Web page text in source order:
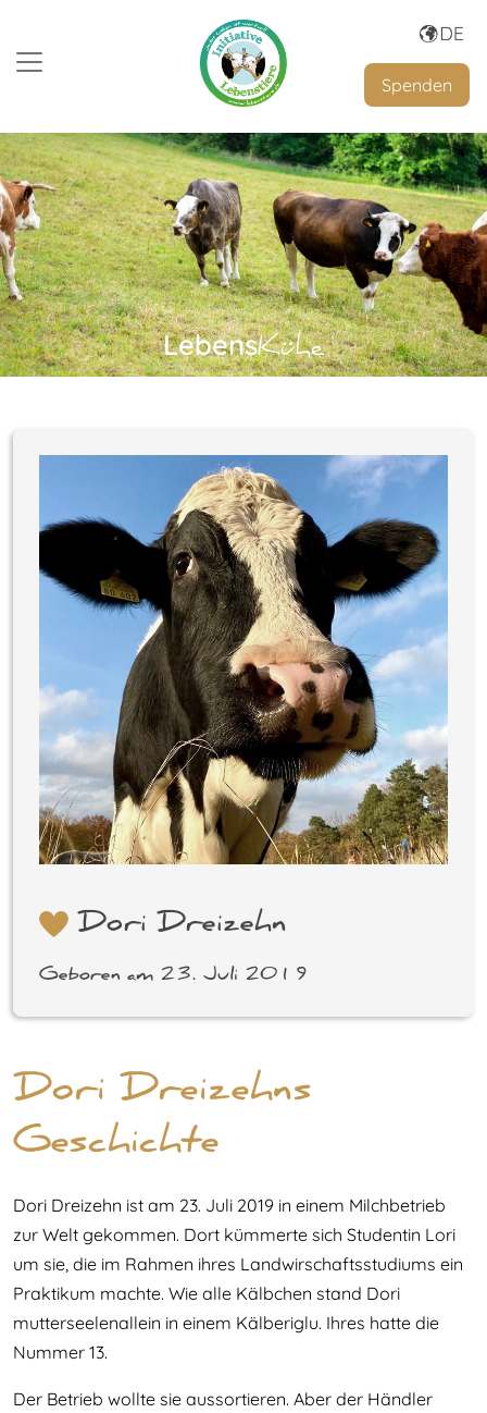
Spenden
LebensKühe
Dori Dreizehn
Geboren am 23. Juli 2019
Dori Dreizehns
Geschichte
Dori Dreizehn ist am 23. Juli 2019 in einem Milchbetrieb
zur Welt gekommen. Dort kümmerte sich Studentin Lori
um sie, die im Rahmen ihres Landwirschaftsstudiums ein
Praktikum machte. Wie alle Kälbchen stand Dori
mutterseelenallein in einem Kälberiglu. Ihres hatte die
Nummer 13.
Der Betrieb wollte sie aussortieren. Aber der Händler